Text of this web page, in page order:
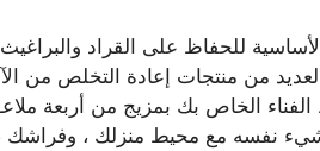
للحفاظ على القراد
من منتجات إعادة التخلص من
الفناء الخاص بك بمزيج من أربعة
نفسه مع محيط منزلك ، وفراشك